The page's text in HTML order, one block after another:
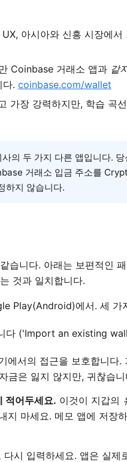
아시아와 신흥 시장에서
Coinbase 거래소 앱과 같
다. coinbase.com/wallet
가장 강력하지만, 학습 곡
사의 두 가지 다른 앱입니다.
거래소 입금 주소를
하지 않습니다.
습니다. 아래는 보편적인
것과 일치합니다.
Play(Android)에서. 세 가
다 ('Import an existing
에서의 접근을 보호합니다.
금은 잃지 않지만, 귀찮습니
적어두세요. 이것이 지갑의
지 마세요. 메모 앱에 저장
시 입력하세요. 앱은 실제